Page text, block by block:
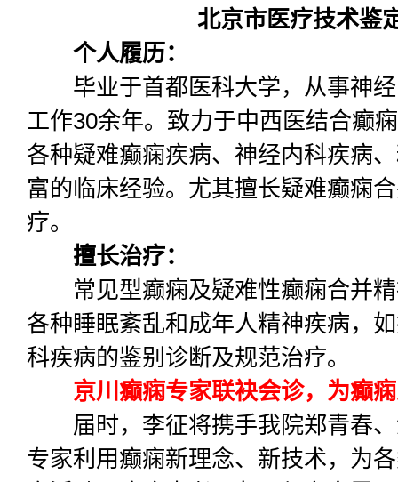
北京市医疗技术鉴
个人履历：
毕业于首都医科大学，从事神经
工作30余年。致力于中西医结合癫
各种疑难癫痫疾病、神经内科疾病
富的临床经验。尤其擅长疑难癫痫
疗。
擅长治疗：
常见型癫痫及疑难性癫痫合并精
各种睡眠紊乱和成年人精神疾病，
科疾病的鉴别诊断及规范治疗。
京川癫痫专家联袂会诊，为癫
届时，李征将携手我院郑青春、
专家利用癫痫新理念、新技术，为